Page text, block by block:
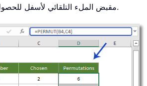
مقبض الملء التلقائي لأسفل للحصول على جميع النتائج.